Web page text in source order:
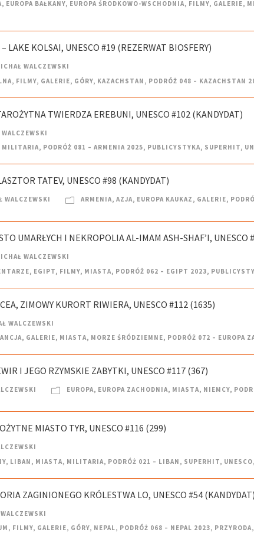
, EUROPA BAŁKANY, EUROPA ŚRODKOWO-WSCHODNIA, FILMY, GALERIE,
LAKE KOLSAI, UNESCO #19 (REZERWAT BIOSFERY)
WALCZEWSKI
, FILMY, GALERIE, GÓRY, KAZACHSTAN , PODRÓŻ 048 – KAZACHSTAN
TWIERDZA EREBUNI, UNESCO #102 (KANDYDAT)
MILITARIA, PODRÓŻ 081 – ARMENIA 2025, PUBLICYSTYKA, SUPERHIT,
TATEV, UNESCO #98 (KANDYDAT)
WALCZEWSKI ARMENIA, AZJA, EUROPA KAUKAZ , GALERIE,
UMARŁYCH I NEKROPOLIA AL-IMAM ASH-SHAF’I, UNESCO
WALCZEWSKI
, EGIPT, FILMY, MIASTA, PODRÓŻ 062 – EGIPT 2023,
ZIMOWY KURORT RIWIERA, UNESCO #112 (1635)
WALCZEWSKI
, GALERIE, MIASTA, MORZE ŚRÓDZIEMNE, PODRÓŻ 072 – EUROPA
I JEGO RZYMSKIE ZABYTKI, UNESCO #117 (367)
EUROPA, EUROPA ZACHODNIA, MIASTA, NIEMCY,
MIASTO TYR, UNESCO #116 (299)
, LIBAN , MIASTA, MILITARIA, PODRÓŻ 021 – LIBAN , SUPERHIT, UNESCO,
ZAGINIONEGO KRÓLESTWA LO, UNESCO #54 (KANDYDAT)
, FILMY, GALERIE, GÓRY, NEPAL, PODRÓŻ 068 – NEPAL 2023, PRZYRODA,